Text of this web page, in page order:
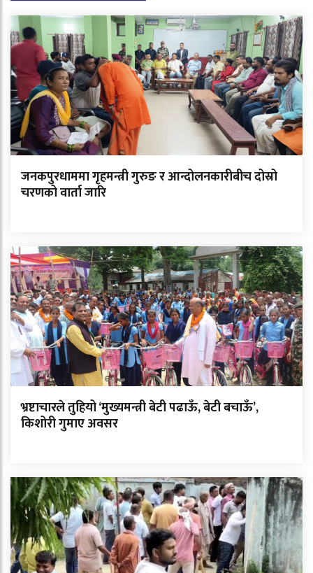
जनकपुरधाममा गृहमन्त्री गुरुङ र आन्दोलनकारीबीच दोस्रो
चरणको वार्ता जारि
भ्रष्टाचारले तुहियो ‘मुख्यमन्त्री बेटी पढाऊँ, बेटी बचाऊँ’,
किशोरी गुमाए अवसर